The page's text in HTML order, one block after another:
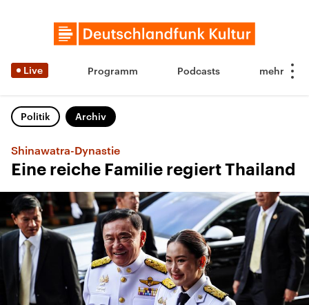
Live Programm Podcasts
Politik Archiv
Shinawatra-Dynastie
Eine reiche Familie regiert Thailand